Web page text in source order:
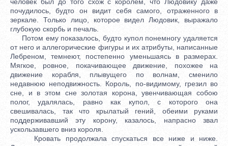
почудилось, будто он видит себя самого, отраженного в
зеркале. Только лицо, которое видел Людовик, выражало
глубокую скорбь и печаль.
Потом ему показалось, будто купол понемногу удаляется
от него и аллегорические фигуры и их атрибуты, написанные
Лебреном, темнеют, постепенно уменьшаясь в размерах.
Мягкое, ровное, покачивающее движение, похожее на
движение корабля, плывущего по волнам, сменило
недавнюю неподвижность. Король, по-видимому, грезил во
сне, и в этом сне золотая корона, увенчивающая собою
полог, удалялась, равно как купол, с которого она
свешивалась, так что крылатый гений, обеими руками
поддерживавший эту корону, казалось, напрасно звал
ускользавшего вниз короля.
Кровать продолжала спускаться все ниже и ниже.